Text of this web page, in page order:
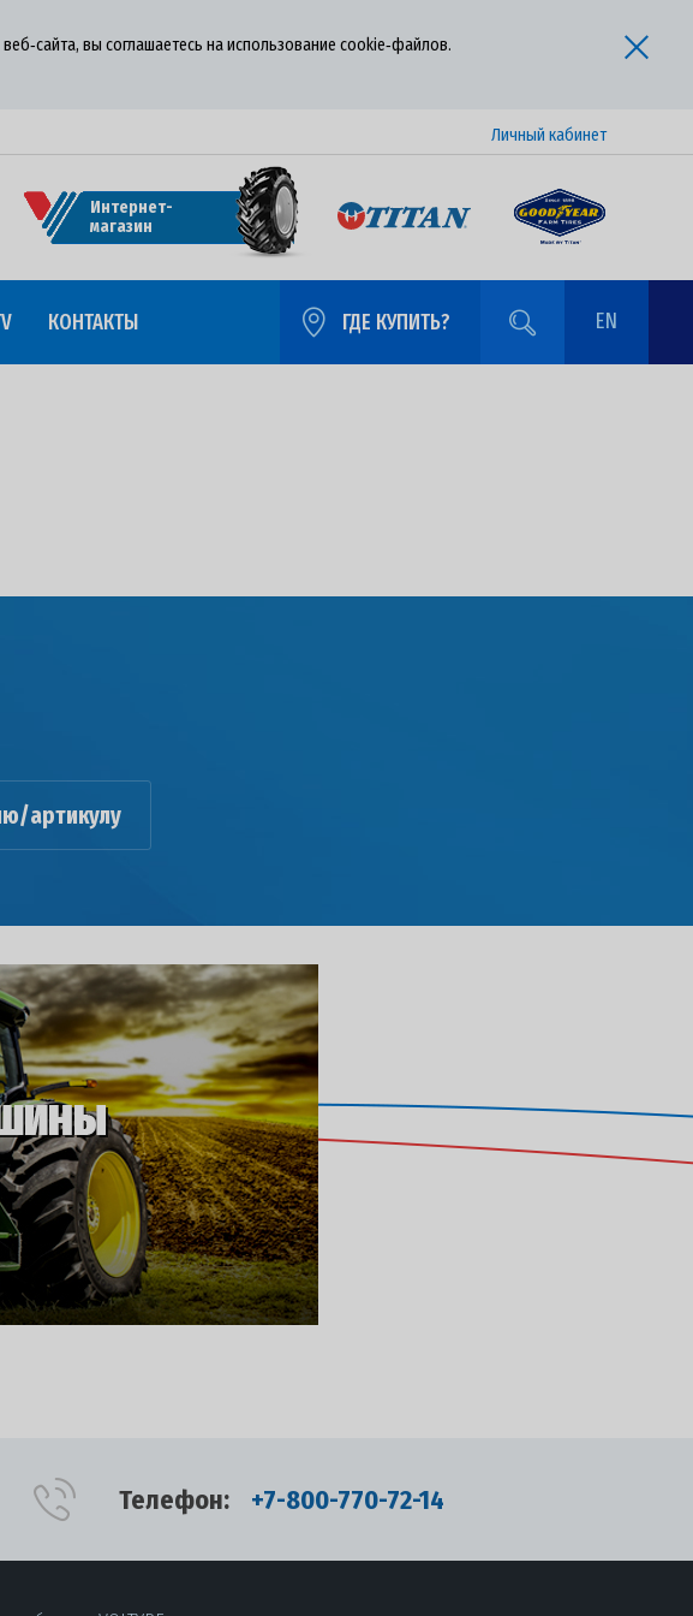
вы соглашаетесь на использование cookie‑файлов.
Личный кабинет
Интернет-
магазин
КОНТАКТЫ ГДЕ КУПИТЬ? EN
артикулу
Телефон: +7-800-770-72-14